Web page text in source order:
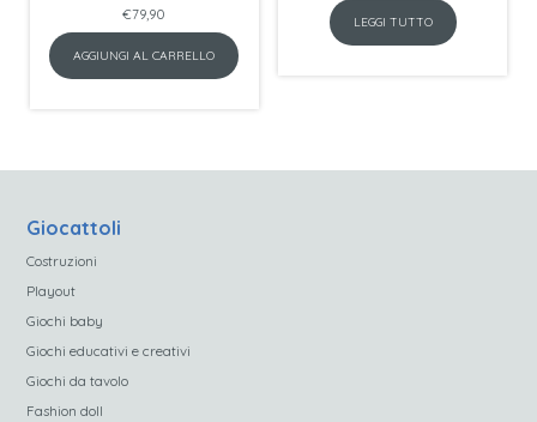
€79,90
AGGIUNGI AL CARRELLO
LEGGI TUTTO
Giocattoli
Costruzioni
Playout
Giochi baby
Giochi educativi e creativi
Giochi da tavolo
Fashion doll